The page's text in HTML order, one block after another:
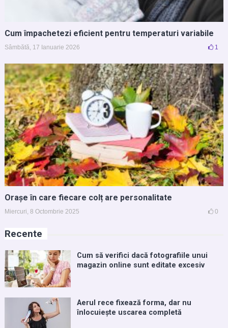
Cum împachetezi eficient pentru temperaturi variabile
Sâmbătă, 17 Ianuarie 2026 1
Orașe în care fiecare colț are personalitate
Miercuri, 8 Octombrie 2025 0
Recente
Cum să verifici dacă fotografiile unui
magazin online sunt editate excesiv
Aerul rece fixează forma, dar nu
înlocuiește uscarea completă